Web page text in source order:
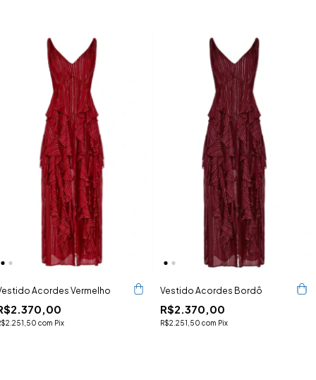
Acordes Vermelho
com Pix
Vestido Acordes Bordô
R$2.370,00
R$2.251,50 com Pix